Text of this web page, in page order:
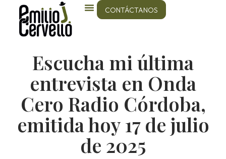
CONTÁCTANOS
Escucha mi última
entrevista en Onda
Cero Radio Córdoba,
emitida hoy 17 de julio
de 2025